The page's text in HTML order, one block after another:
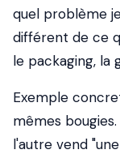
quel problème
différent de ce
le packaging, la
Exemple
mêmes
l'autre vend